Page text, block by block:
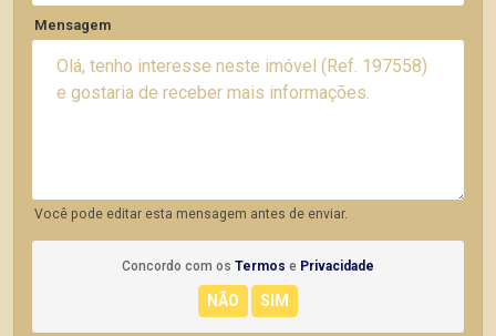
Mensagem
Você pode editar esta mensagem antes de enviar.
Concordo com os Termos e Privacidade